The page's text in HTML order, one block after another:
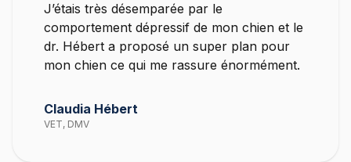
J’étais très désemparée par le
comportement dépressif de mon chien et le
dr. Hébert a proposé un super plan pour
mon chien ce qui me rassure énormément.
Claudia Hébert
VET, DMV